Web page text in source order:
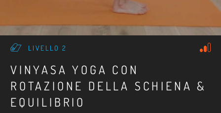
LIVELLO 2
VINYASA YOGA CON
ROTAZIONE DELLA SCHIENA &
EQUILIBRIO